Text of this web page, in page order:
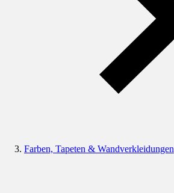
Farben, Tapeten & Wandverkleidungen